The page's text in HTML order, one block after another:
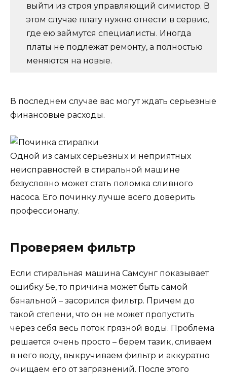
выйти из строя управляющий симистор. В
этом случае плату нужно отнести в сервис,
где ею займутся специалисты. Иногда
платы не подлежат ремонту, а полностью
меняются на новые.
В последнем случае вас могут ждать серьезные
финансовые расходы.
Одной из самых серьезных и неприятных
неисправностей в стиральной машине
безусловно может стать поломка сливного
насоса. Его починку лучше всего доверить
профессионалу.
Проверяем фильтр
Если стиральная машина Самсунг показывает
ошибку 5e, то причина может быть самой
банальной – засорился фильтр. Причем до
такой степени, что он не может пропустить
через себя весь поток грязной воды. Проблема
решается очень просто – берем тазик, сливаем
в него воду, выкручиваем фильтр и аккуратно
очищаем его от загрязнений. После этого